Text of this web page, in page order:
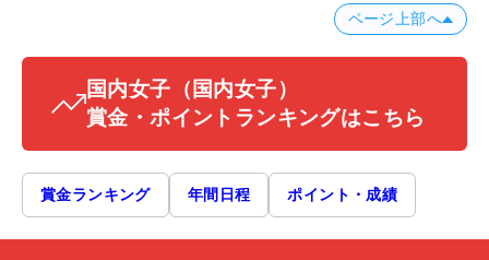
ページ上部へ
国内女子 （国内女子）
賞金・ポイントランキングはこちら
賞金ランキング 年間日程 ポイント・成績